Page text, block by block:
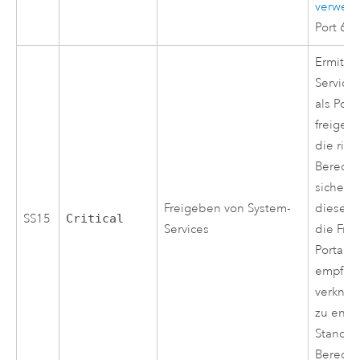
Port
SS15 Critical
Freigeben von System-
Services
als
die
diese
die
Portal
zu